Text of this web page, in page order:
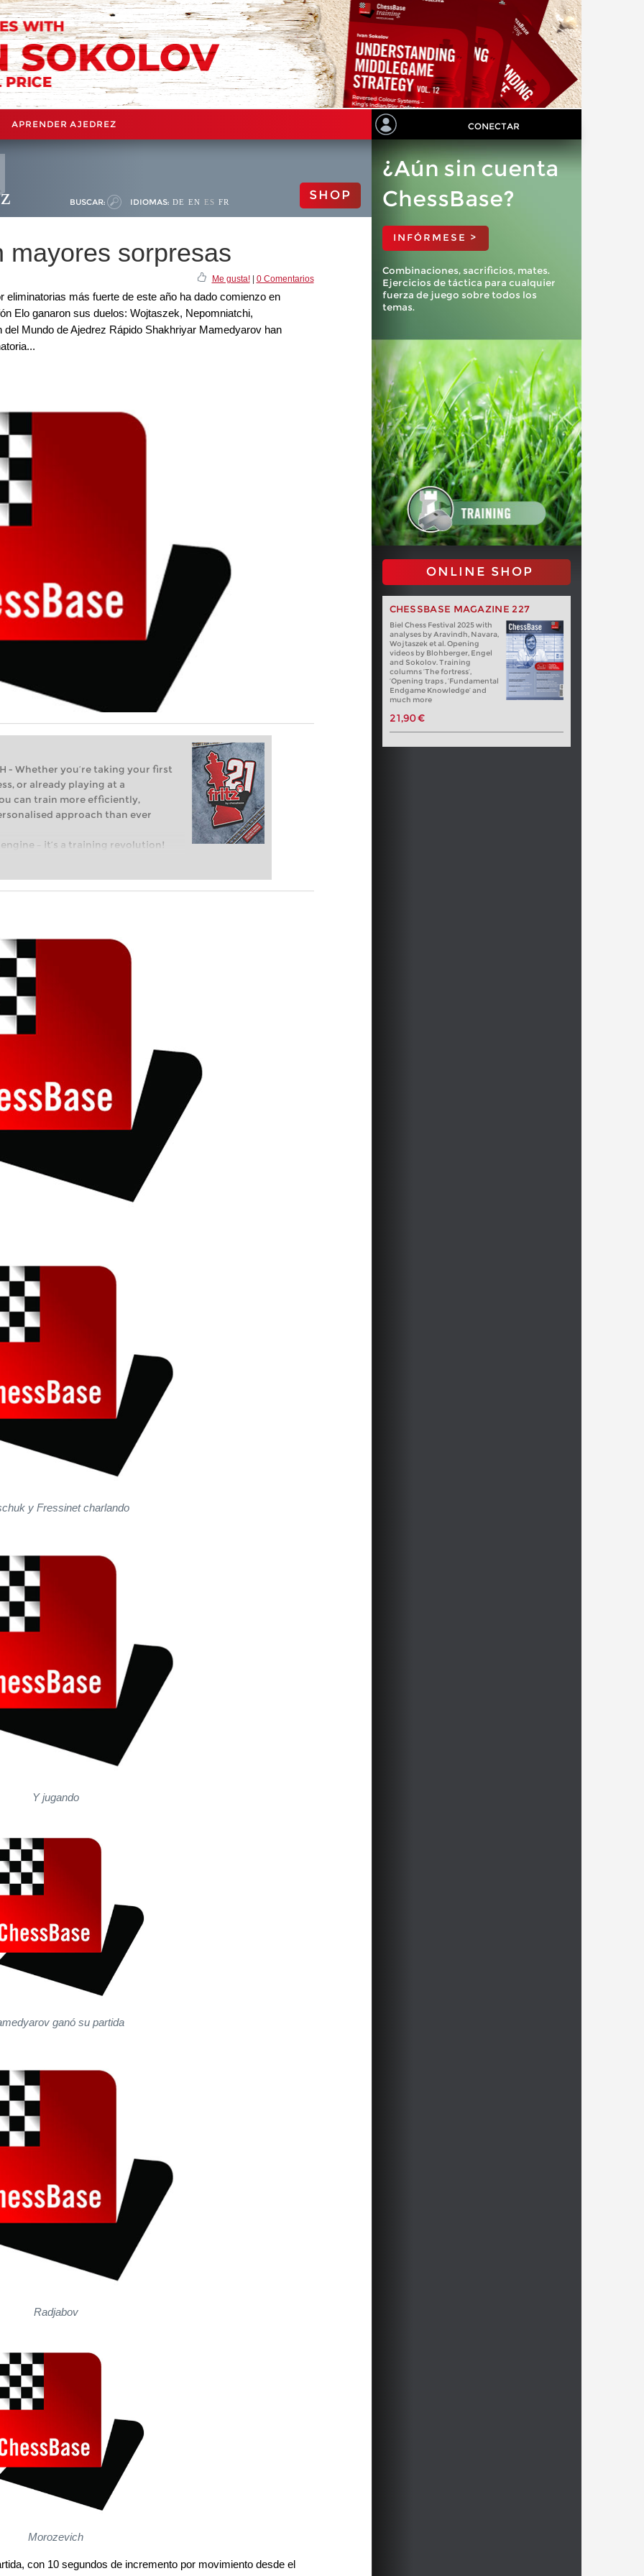
APRENDER AJEDREZ CONECTAR
BUSCAR: IDIOMAS: DE EN ES FR SHOP
mayores sorpresas
Me gusta!| 0 Comentarios
eliminatorias más fuerte de este año ha dado comienzo en
Elo ganaron sus duelos: Wojtaszek, Nepomniatchi,
Mundo de Ajedrez Rápido Shakhriyar Mamedyarov han
- Whether you’re taking your first
or already playing at a
can train more efficiently,
approach than ever
– it’s a training revolution!
with a more personalised
¿Aún sin cuenta
ChessBase?
INFÓRMESE >
Combinaciones, sacrificios, mates.
Ejercicios de táctica para cualquier
fuerza de juego sobre todos los
temas.
ONLINE SHOP
CHESSBASE MAGAZINE 227
Biel Chess Festival 2025 with
analyses by Aravindh, Navara,
Wojtaszek et al. Opening
videos by Blohberger, Engel
and Sokolov. Training
columns ‘The fortress’,
‘Opening traps , ‘Fundamental
Endgame Knowledge’ and
much more
21,90 €
y Fressinet charlando
Y jugando
ganó su partida
Radjabov
Morozevich
con 10 segundos de incremento por movimiento desde el